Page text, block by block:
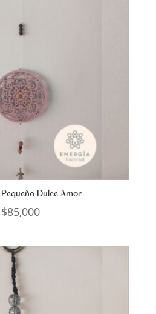
Dulce Amor
$85,000